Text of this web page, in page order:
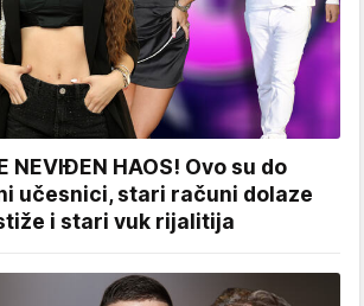
NEVIĐEN HAOS! Ovo su do
učesnici, stari računi dolaze
i stari vuk rijalitija